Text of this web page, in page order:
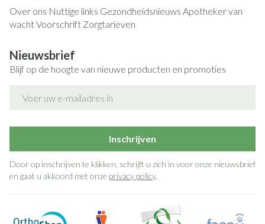
Over ons Nuttige links Gezondheidsnieuws Apotheker van
wachtVoorschrift Zorgtarieven
Nieuwsbrief
Blijf op de hoogte van nieuwe producten en promoties
Inschrijven
Door op inschrijven te klikken, schrijft u zich in voor onze nieuwsbrief
en gaat u akkoord met onze privacy policy.